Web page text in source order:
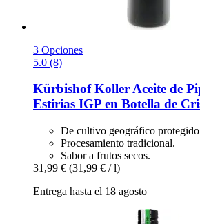
3 Opciones
5.0 (8)
Kürbishof KollerAceite de
Estirias IGP en Botella de
De cultivo geográfico
Procesamiento tradicional.
Sabor a frutos secos.
31,99 € (31,99 € / l)
Entrega hasta el 18 agosto